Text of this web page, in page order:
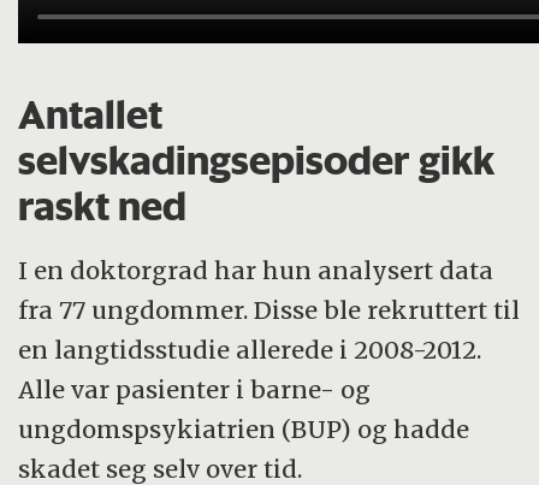
Antallet
selvskadingsepisoder gikk
raskt ned
I en doktorgrad har hun analysert data
fra 77 ungdommer. Disse ble rekruttert til
en langtidsstudie allerede i 2008-2012.
Alle var pasienter i barne- og
ungdomspsykiatrien (BUP) og hadde
skadet seg selv over tid.